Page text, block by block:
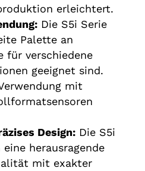
erleichtert.
Die S5i Serie
Palette an
für verschiedene
geeignet sind.
mit
Design:Die S5i
herausragende
mit exakter